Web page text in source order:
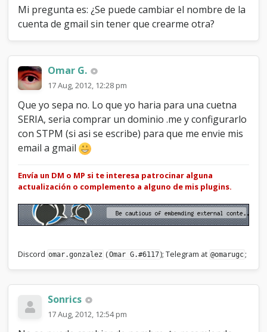
Mi pregunta es: ¿Se puede cambiar el nombre de la
cuenta de gmail sin tener que crearme otra?
Omar G.
17 Aug, 2012, 12:28 pm
Que yo sepa no. Lo que yo haria para una cuetna
SERIA, seria comprar un dominio .me y configurarlo
con STPM (si asi se escribe) para que me envie mis
email a gmail
Envía un DM o MP si te interesa patrocinar alguna
actualización o complemento a alguno de mis plugins.
Discord omar.gonzalez (Omar G.#6117); Telegram at @omarugc ;
Sonrics
17 Aug, 2012, 12:54 pm